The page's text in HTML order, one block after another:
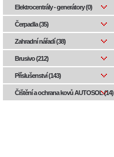
Elektrocentrály - generátory (0)
Čerpadla (35)
Zahradní nářadí (38)
Brusivo (212)
Příslušenství (143)
Čištění a ochrana kovů AUTOSOL (14)